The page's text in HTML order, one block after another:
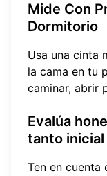
Mide Con
Dormitorio
Usa una cinta
la cama en tu
caminar, abrir
Evalúa
tanto
Ten en cuenta